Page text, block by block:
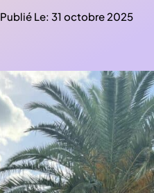
Publié Le: 31 octobre 2025